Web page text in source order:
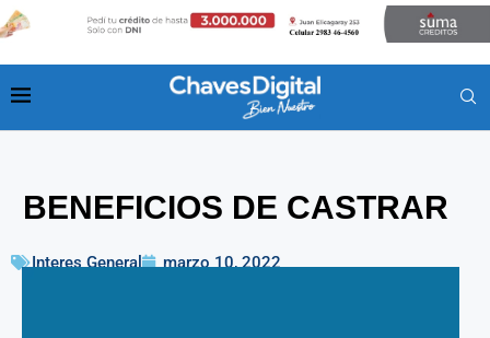
BENEFICIOS DE CASTRAR
Interes General marzo 10, 2022